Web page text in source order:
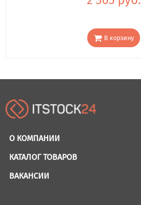
В корзину
О КОМПАНИИ
КАТАЛОГ ТОВАРОВ
ВАКАНСИИ